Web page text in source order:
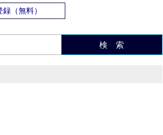
（無料）
検 索